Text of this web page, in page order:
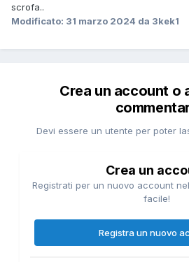
scrofa..
Modificato: 31 marzo 2024 da 3kek1
Crea un account o
Devi essere un utente per poter
Crea un
Registrati per un nuovo account
facile!
Registra un nuovo